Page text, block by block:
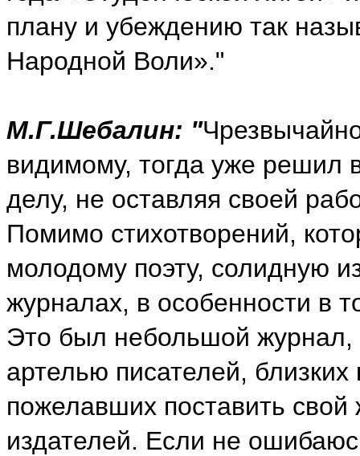
плану и убеждению так
Народной Воли»."
М.Г.Шебалин: "
видимому, тогда уже решил
делу, не оставляя своей
Помимо стихотворений,
молодому поэту, солидную
журналах, в особенности в
Это был небольшой
артелью писателей,
пожелавших поставить свой
издателей. Если не